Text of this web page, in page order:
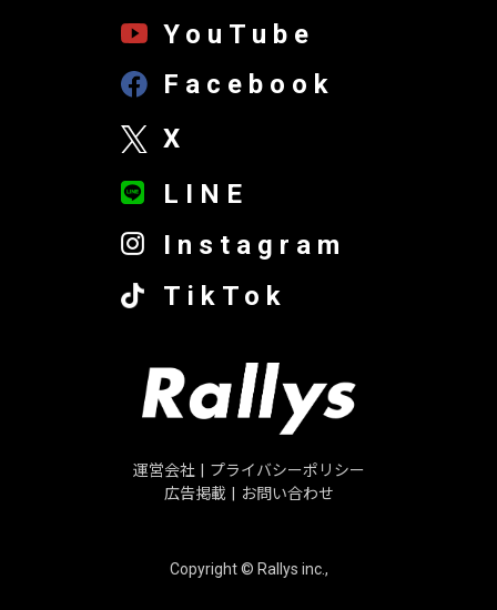
YouTube
Facebook
X
LINE
Instagram
TikTok
運営会社
プライバシーポリシー
広告掲載
お問い合わせ
Copyright © Rallys inc.,